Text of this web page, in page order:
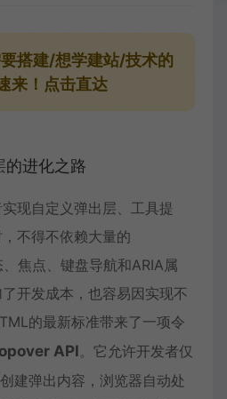
搭建/想学建站/技术的
来！点击直达
的进化之路
现自定义弹出层、工具提
不得不依赖大量的
焦点、键盘导航和ARIA属
开发成本，也容易因实现不
的最新标准带来了一项令
API。它允许开发者仅
建弹出内容，浏览器自动处